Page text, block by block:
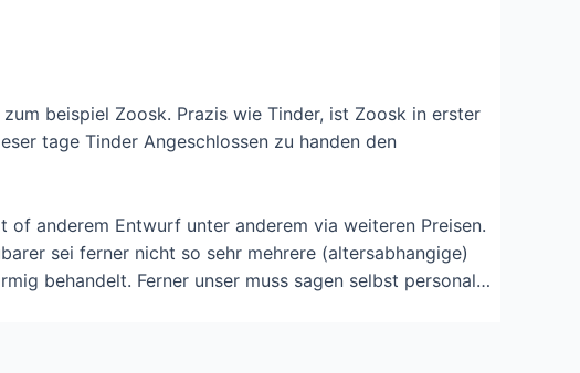
beispiel Zoosk. Prazis wie Tinder, ist Zoosk in erster
tage Tinder Angeschlossen zu handen den
anderem Entwurf unter anderem via weiteren Preisen.
sei ferner nicht so sehr mehrere (altersabhangige)
behandelt. Ferner unser muss sagen selbst personal…